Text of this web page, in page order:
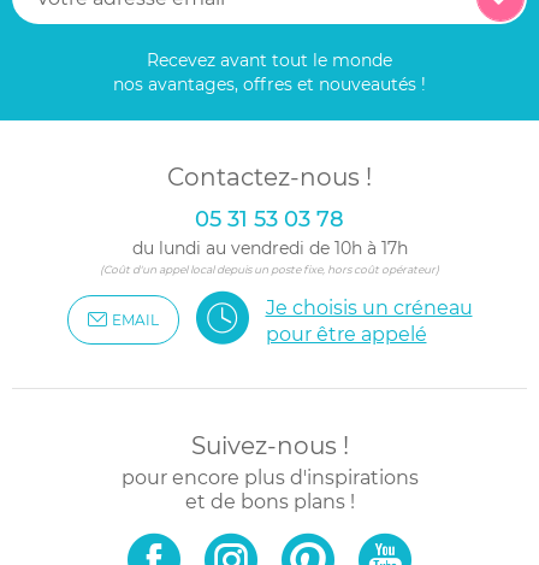
Recevez avant tout le monde
nos avantages, offres et nouveautés !
Contactez-nous !
05 31 53 03 78
du lundi au vendredi de 10h à 17h
(Coût d'un appel local depuis un poste fixe, hors coût opérateur)
EMAIL
Je choisis un créneau
pour être appelé
Suivez-nous !
pour encore plus d'inspirations
et de bons plans !